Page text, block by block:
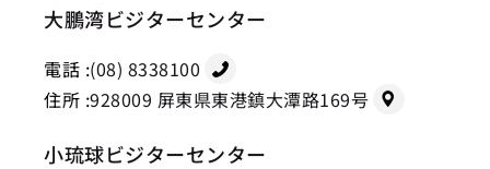
大鵬湾ビジターセンター
電話 :(08) 8338100
住所 :928009 屏東県東港鎮大潭路169号
小琉球ビジターセンター